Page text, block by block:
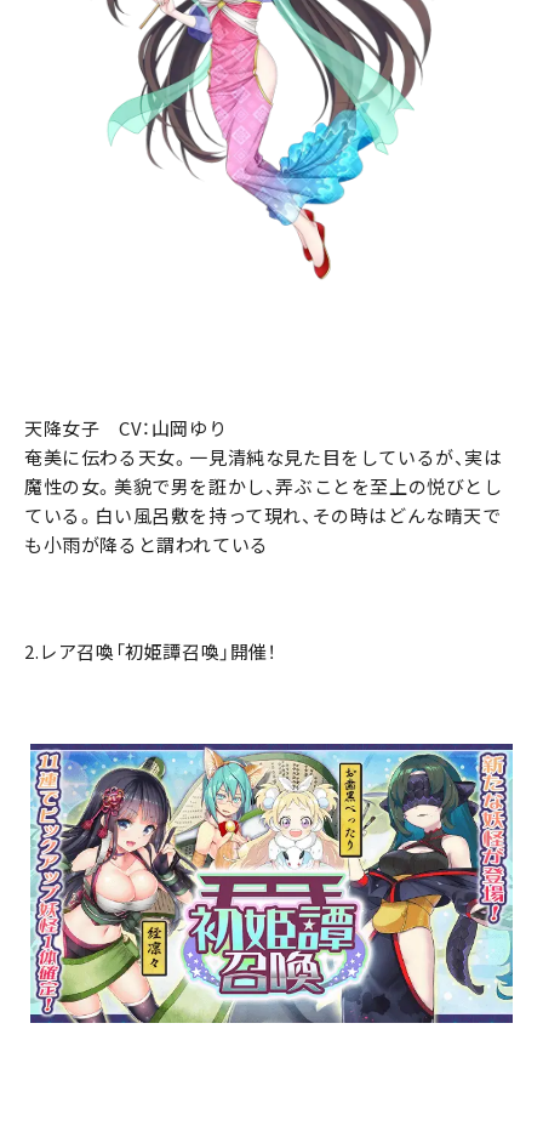
天降女子 CV：山岡ゆり
奄美に伝わる天女。一見清純な見た目をしているが、実は
魔性の女。美貌で男を誑かし、弄ぶことを至上の悦びとし
ている。白い風呂敷を持って現れ、その時はどんな晴天で
も小雨が降ると謂われている
2.レア召喚「初姫譚召喚」開催！